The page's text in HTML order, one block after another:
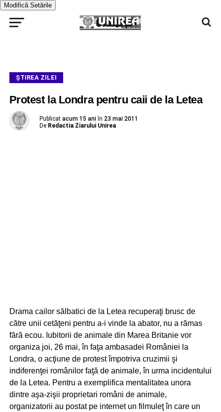
Modifică Setările
ŞTIREA ZILEI
Protest la Londra pentru caii de la Letea
Publicat acum 15 ani în 23 mai 2011
De Redactia Ziarului Unirea
Drama cailor sălbatici de la Letea recuperaţi brusc de
către unii cetăţeni pentru a-i vinde la abator, nu a rămas
fără ecou. Iubitorii de animale din Marea Britanie vor
organiza joi, 26 mai, în faţa ambasadei României la
Londra, o acţiune de protest împotriva cruzimii şi
indiferenţei românilor faţă de animale, în urma incidentului
de la Letea. Pentru a exemplifica mentalitatea unora
dintre aşa-zişii proprietari români de animale,
organizatorii au postat pe internet un filmuleţ în care un